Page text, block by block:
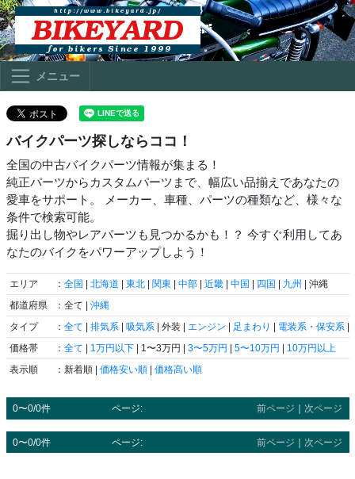
メニュー
バイクパーツ探しならココ！
全国の中古バイクパーツ情報が集まる！
純正パーツからカスタムパーツまで、幅広い品揃えであなたの
愛車をサポート。 メーカー、車種、パーツの種類など、様々な
条件で検索可能。
掘り出し物やレアパーツも見つかるかも！？ 今すぐ利用してあ
なたのバイクをパワーアップしよう！
エリア ： 全国 | 北海道 | 東北 | 関東 | 中部 | 近畿 | 中国 | 四国 | 九州 | 沖縄
都道府県
：全て | 沖縄
タイプ
： 全て | 排気系 | 吸気系 | 外装 | エンジン | 足まわり | 電装系・保安系 |
価格帯
： 全て | 1万円以下 | 1〜3万円 | 3〜5万円 | 5〜10万円 | 10万円以上
表示順
：新着順 | 価格安い順 | 価格高い順
0〜0/0件 ページ: 前ページ 次ページ
0〜0/0件 ページ: 前ページ ｜ 次ページ